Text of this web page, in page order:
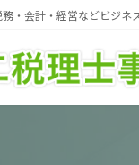
・会計・経営などビジネ